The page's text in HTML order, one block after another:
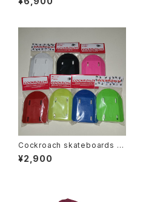
Cockroach skateboards R
oach Pods ライザー パッド
¥2,900